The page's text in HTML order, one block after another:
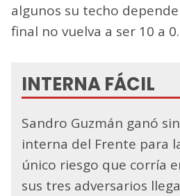
algunos su techo
final no vuelva a ser 10 a 0.
INTERNA FÁCIL
Sandro Guzmán ganó
interna del Frente para
único riesgo que corría
sus tres adversarios